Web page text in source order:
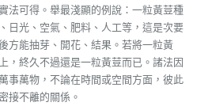
法可得。舉最淺顯的例說：一粒黃荳種
日光、空氣、肥料、人工等，這是次要
方能抽芽、開花、結果。若將一粒黃
，終久不過還是一粒黃荳而已。諸法因
事萬物，不論在時間或空間方面，彼此
接不離的關係。